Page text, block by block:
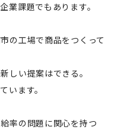
業課題でもあります。
の工場で商品をつくって
しい提案はできる。
います。
率の問題に関心を持つ